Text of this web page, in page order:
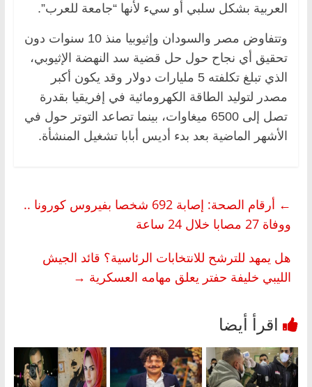
العربية بشكل سلبي أو سيء لأنها “جامعة للعرب”.
وتتفاوض مصر والسودان وإثيوبيا منذ 10 سنوات دون
تحقيق أي نجاح حول حل قضية سد النهضة الإثيوبي،
الذي تبلغ تكلفته 5 مليارات دولار وقد يكون أكبر
مصدر لتوليد الطاقة الكهرومائية في إفريقيا بقدرة
تصل إلى 6500 ميغاوات، بينما تصاعد التوتر حول في
الأشهر الماضية بعد بدء أديس أبابا تشغيل المنشأة.
←
أرقام الصحة: إصابة 692 شخصا بفيروس كورونا ..
ووفاة 27 مصابا خلال 24 ساعة
هل يمهد للترشح للانتخابات الرئاسية؟ قائد الجيش
الليبي خليفة حفتر يعلق مهامه العسكرية →